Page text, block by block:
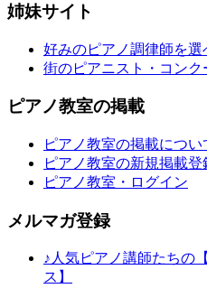
姉妹サイト
好みのピアノ調律師を選
街のピアニスト・コンク
ピアノ教室の掲載
ピアノ教室の掲載につい
ピアノ教室の新規掲載登
ピアノ教室・ログイン
メルマガ登録
♪人気ピアノ講師たちの
ス】